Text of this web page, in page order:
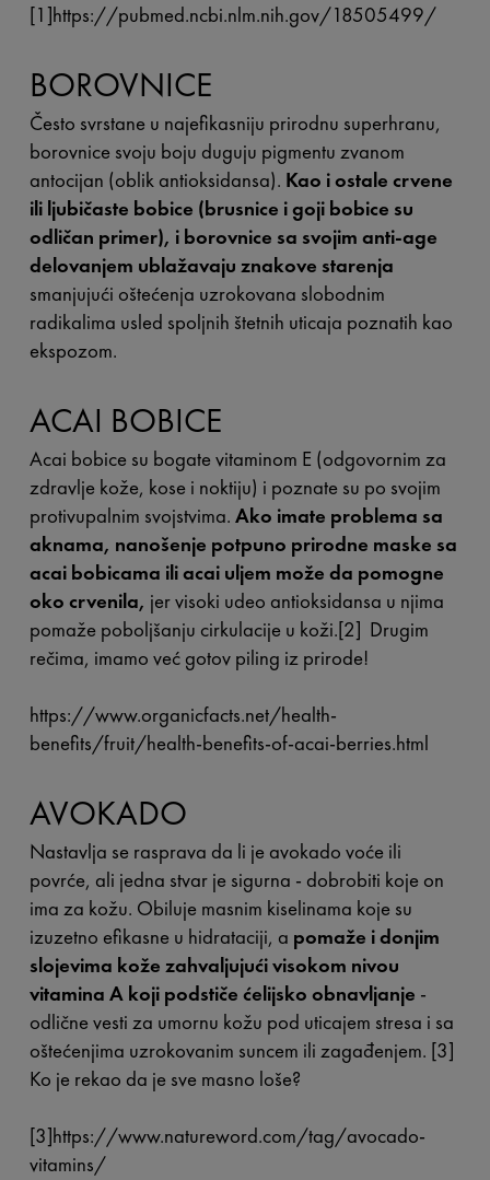
[1]https://pubmed.ncbi.nlm.nih.gov/18505499/
BOROVNICE
Često svrstane u najefikasniju prirodnu superhranu,
borovnice svoju boju duguju pigmentu zvanom
antocijan (oblik antioksidansa). Kao i ostale crvene
ili ljubičaste bobice (brusnice i goji bobice su
odličan primer), i borovnice sa svojim anti-age
delovanjem ublažavaju znakove starenja
smanjujući oštećenja uzrokovana slobodnim
radikalima usled spoljnih štetnih uticaja poznatih kao
ekspozom.
ACAI BOBICE
Acai bobice su bogate vitaminom E (odgovornim za
zdravlje kože, kose i noktiju) i poznate su po svojim
protivupalnim svojstvima. Ako imate problema sa
aknama, nanošenje potpuno prirodne maske sa
acai bobicama ili acai uljem može da pomogne
oko crvenila, jer visoki udeo antioksidansa u njima
pomaže poboljšanju cirkulacije u koži.[2] Drugim
rečima, imamo već gotov piling iz prirode!
https://www.organicfacts.net/health-
benefits/fruit/health-benefits-of-acai-berries.html
AVOKADO
Nastavlja se rasprava da li je avokado voće ili
povrće, ali jedna stvar je sigurna - dobrobiti koje on
ima za kožu. Obiluje masnim kiselinama koje su
izuzetno efikasne u hidrataciji, a pomaže i donjim
slojevima kože zahvaljujući visokom nivou
vitamina A koji podstiče ćelijsko obnavljanje -
odlične vesti za umornu kožu pod uticajem stresa i sa
oštećenjima uzrokovanim suncem ili zagađenjem. [3]
Ko je rekao da je sve masno loše?
[3]https://www.natureword.com/tag/avocado-
vitamins/